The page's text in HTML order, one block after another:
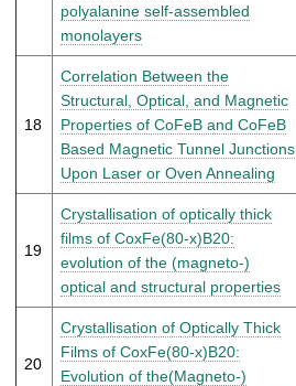
polyalanine self-assembled
monolayers
18
Correlation Between the
Structural, Optical, and Magnetic
Properties of CoFeB and CoFeB
Based Magnetic Tunnel Junctions
Upon Laser or Oven Annealing
19
Crystallisation of optically thick
films of CoxFe(80-x)B20:
evolution of the (magneto-)
optical and structural properties
20
Crystallisation of Optically Thick
Films of CoxFe(80-x)B20:
Evolution of the(Magneto-)